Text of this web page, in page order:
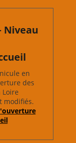
Niveau
en
des
Loire
modifiés.